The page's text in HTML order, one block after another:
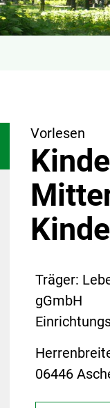
Vorlesen
Träger:
gGmbH
06446